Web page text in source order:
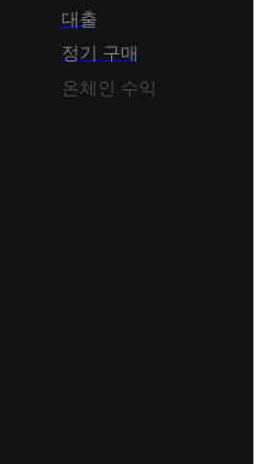
대출
정기 구매
온체인 수익